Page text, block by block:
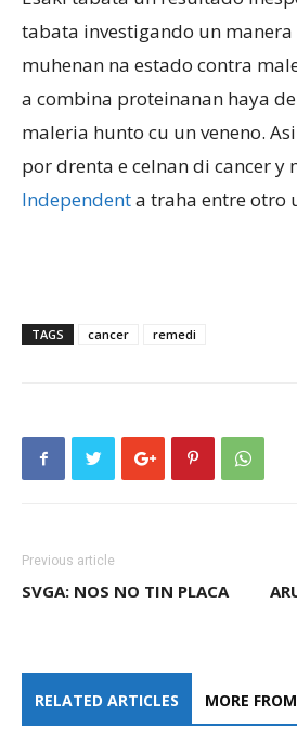
tabata investigando un
muhenan na estado contra
a combina proteinanan haya
maleria hunto cu un veneno.
por drenta e celnan di cancer y
Independenta traha entre otro
TAGS cancer remedi
Previous article
SVGA: NOS NO TIN PLACA
RELATED ARTICLES MORE